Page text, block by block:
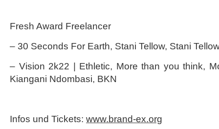
Fresh Award Freelancer
– 30 Seconds For Earth, Stani Tellow, Stani
– Vision 2k22 | Ethletic, More than you think,
Kiangani Ndombasi, BKN
Infos und Tickets: www.brand-ex.org